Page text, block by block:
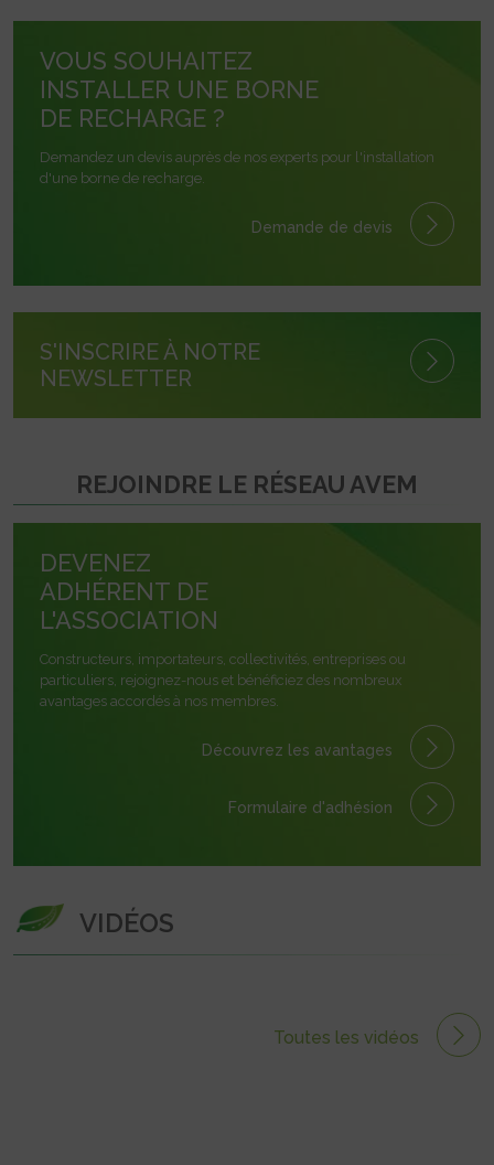
VOUS SOUHAITEZ
INSTALLER UNE BORNE
DE RECHARGE ?
Demandez un devis auprès de nos experts pour l'installation
d'une borne de recharge.
Demande de devis
S'INSCRIRE À NOTRE
NEWSLETTER
REJOINDRE LE RÉSEAU AVEM
DEVENEZ
ADHÉRENT DE
L'ASSOCIATION
Constructeurs, importateurs, collectivités, entreprises ou
particuliers, rejoignez-nous et bénéficiez des nombreux
avantages accordés à nos membres.
Découvrez les avantages
Formulaire d'adhésion
VIDÉOS
Toutes les vidéos